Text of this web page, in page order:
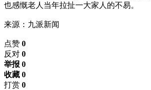
也感慨老人当年拉扯一大家人的不易。
来源：九派新闻
点赞 0
反对 0
举报 0
收藏 0
打赏 0